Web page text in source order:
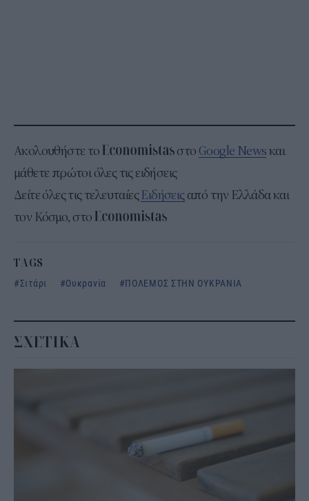
Ακολουθήστε το στο Google Newsκαι
μάθετε πρώτοι όλες τις ειδήσεις
Δείτε όλες τις τελευταίεςΕιδήσειςαπό την Ελλάδα και
τον Κόσμο, στο
TAGS
Σιτάρι
Ουκρανία ΠΟΛΕΜΟΣ ΣΤΗΝ ΟΥΚΡΑΝΙΑ
ΣΧΕΤΙΚΑ